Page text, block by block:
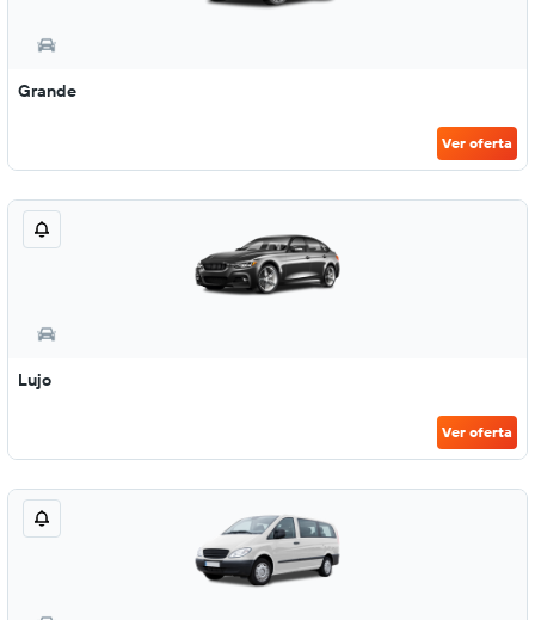
Grande
Ver oferta
Lujo
Ver oferta